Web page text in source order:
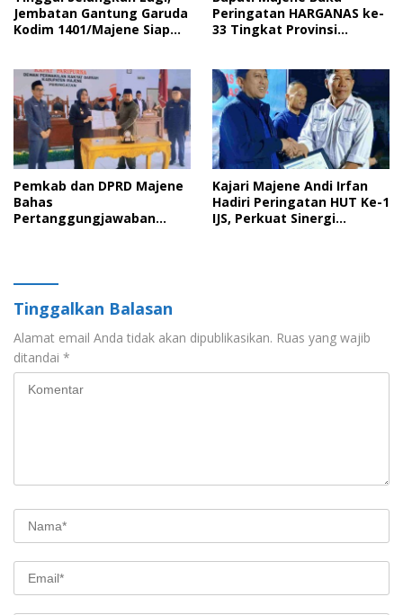
Jembatan Gantung Garuda
Kodim 1401/Majene Siap
Peringatan HARGANAS ke-
33 Tingkat Provinsi
Keluarga
Pemkab dan DPRD Majene
Bahas
Pertanggungjawaban
Kajari Majene Andi Irfan
Hadiri Peringatan HUT Ke-1
IJS, Perkuat Sinergi
Tinggalkan Balasan
Alamat email Anda tidak akan dipublikasikan. Ruas yang wajib
ditandai *